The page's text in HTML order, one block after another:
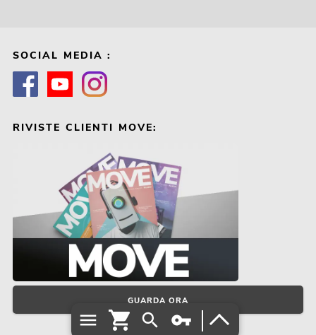
SOCIAL MEDIA :
RIVISTE CLIENTI MOVE:
GUARDA ORA